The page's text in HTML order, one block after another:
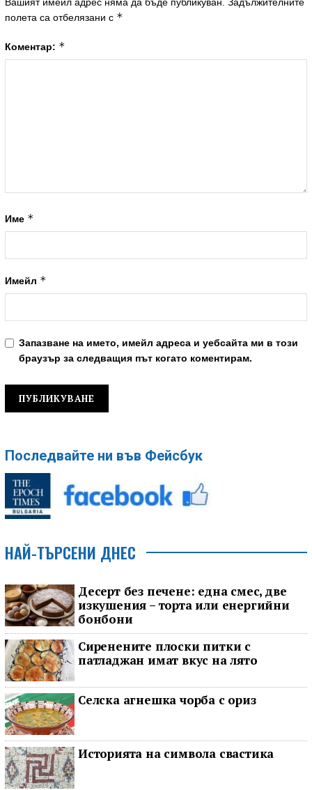
полета са отбелязани с *
Коментар: *
Име *
Имейл *
Запазване на името, имейл адреса и уебсайта ми в този
браузър за следващия път когато коментирам.
Последвайте ни във Фейсбук
НАЙ-ТЪРСЕНИ ДНЕС
Десерт без печене: една смес, две
изкушения – торта или енергийни
бонбони
Сиренените плоски питки с
патладжан имат вкус на лято
Селска агнешка чорба с ориз
Историята на символа свастика